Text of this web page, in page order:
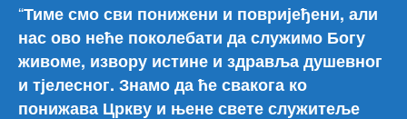
“Тиме смо сви понижени и повријеђени, али
нас ово неће поколебати да служимо Богу
живоме, извору истине и здравља душевног
и тјелесног. Знамо да ће свакога ко
понижава Цркву и њене свете служитеље